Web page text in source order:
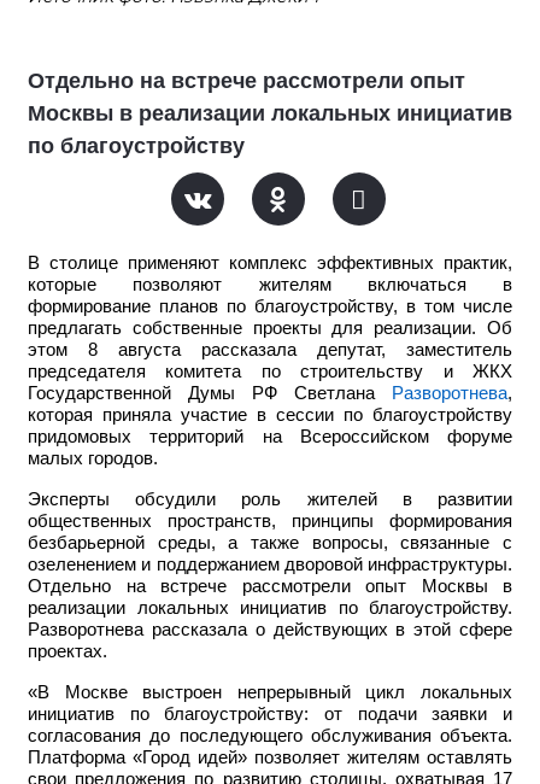
Отдельно на встрече рассмотрели опыт
Москвы в реализации локальных инициатив
по благоустройству
В столице применяют комплекс эффективных практик,
которые позволяют жителям включаться в
формирование планов по благоустройству, в том числе
предлагать собственные проекты для реализации. Об
этом 8 августа рассказала депутат, заместитель
председателя комитета по строительству и ЖКХ
Государственной Думы РФ Светлана
Разворотнева,
которая приняла участие в сессии по благоустройству
придомовых территорий на Всероссийском форуме
малых городов.
Эксперты обсудили роль жителей в развитии
общественных пространств, принципы формирования
безбарьерной среды, а также вопросы, связанные с
озеленением и поддержанием дворовой инфраструктуры.
Отдельно на встрече рассмотрели опыт Москвы в
реализации локальных инициатив по благоустройству.
Разворотнева рассказала о действующих в этой сфере
проектах.
«В Москве выстроен непрерывный цикл локальных
инициатив по благоустройству: от подачи заявки и
согласования до последующего обслуживания объекта.
Платформа «Город идей» позволяет жителям оставлять
свои предложения по развитию столицы, охватывая 17